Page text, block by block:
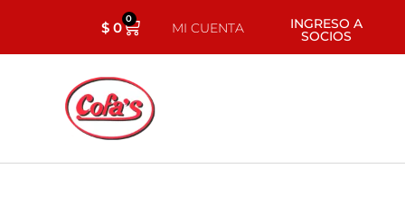
$0 0
MI CUENTA INGRESO A
SOCIOS